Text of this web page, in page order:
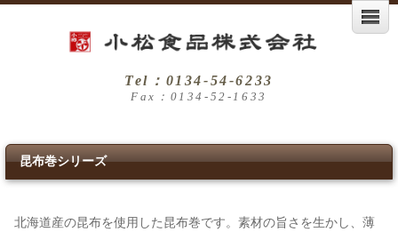
Tel：0134-54-6233
Fax：0134-52-1633
昆布巻シリーズ
北海道産の昆布を使用した昆布巻です。素材の旨さを生かし、薄